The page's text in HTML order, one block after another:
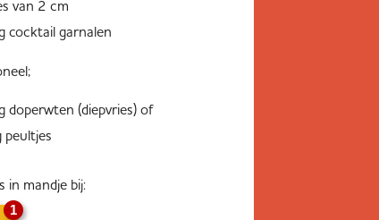
van 2 cm
cocktail garnalen
doperwten (diepvries) of
in mandje bij:
1